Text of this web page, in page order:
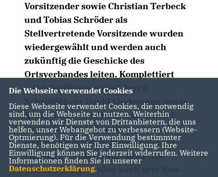
Vorsitzender sowie Christian Terbeck
und Tobias Schröder als
Stellvertretende Vorsitzende wurden
wiedergewählt und werden auch
zukünftig die Geschicke des
Ortsverbandes leiten. Komplettiert
wird der Ortsvorstand durch
Schriftführer David Lindemann sowie
Anita Neu, Doris Heinzelmann und
Gerda Hövel als Beisitzerinnen .
Besonders erfreulich ebenfalls: Mit
Markus Krömker, Erik Maier und
Thomas Barg werden auch drei Neu-
Die Webseite verwendet Cookies
Diese Webseite verwendet Cookies, die notwendig
sind, um die Webseite zu nutzen. Weiterhin
verwenden wir Dienste von Drittanbietern, die uns
helfen, unser Webangebot zu verbessern (Website-
Optmierung). Für die Verwendung bestimmter
Dienste, benötigen wir Ihre Einwilligung. Ihre
Einwilligung können Sie jederzeit widerrufen. Weitere
Informationen finden Sie in unserer
Datenschutzerklärung.